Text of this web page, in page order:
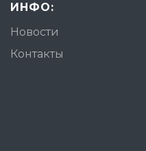
ИНФО:
Новости
Контакты